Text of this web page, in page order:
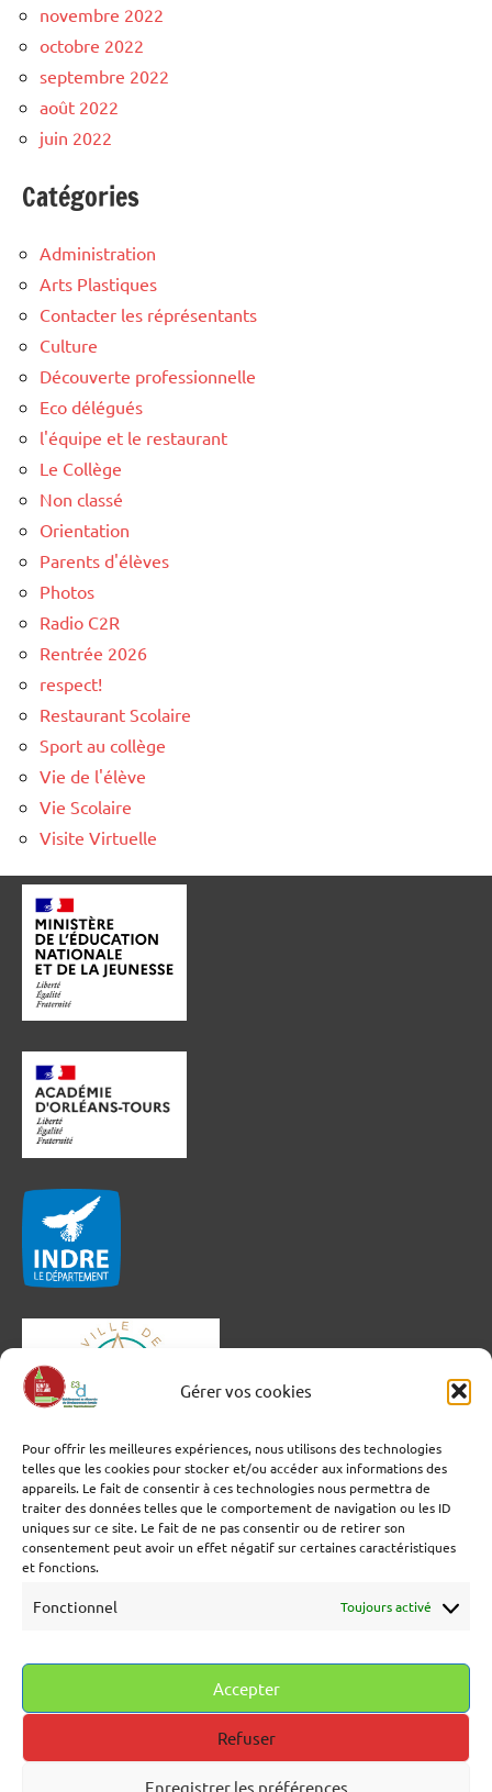
Gérer vos cookies
Pour offrir les meilleures expériences, nous utilisons des technologies
telles que les cookies pour stocker et/ou accéder aux informations des
appareils. Le fait de consentir à ces technologies nous permettra de
traiter des données telles que le comportement de navigation ou les ID
uniques sur ce site. Le fait de ne pas consentir ou de retirer son
consentement peut avoir un effet négatif sur certaines caractéristiques
et fonctions.
Fonctionnel Toujours activé
Accepter
Refuser
Enregistrer les préférences
novembre 2022
octobre 2022
septembre 2022
août 2022
juin 2022
Catégories
Administration
Arts Plastiques
Contacter les réprésentants
Culture
Découverte professionnelle
Eco délégués
l'équipe et le restaurant
Le Collège
Non classé
Orientation
Parents d'élèves
Photos
Radio C2R
Rentrée 2026
respect!
Restaurant Scolaire
Sport au collège
Vie de l'élève
Vie Scolaire
Visite Virtuelle